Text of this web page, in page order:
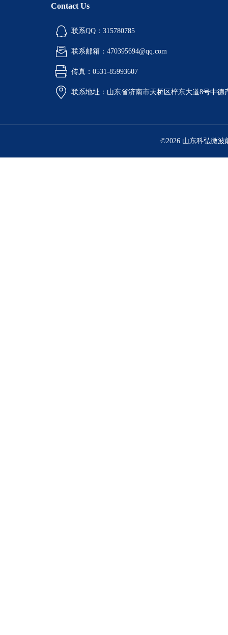
Contact Us
联系QQ：315780785
联系邮箱：470395694@qq.com
传真：0531-85993607
联系地址：山东省济南市天桥区梓东大道8号中德
©2026 山东科弘微